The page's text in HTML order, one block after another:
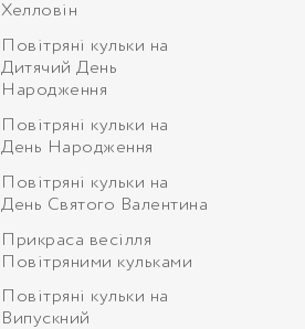
Хелловін
Повітряні кульки на
Дитячий День
Народження
Повітряні кульки на
День Народження
Повітряні кульки на
День Святого Валентина
Прикраса весілля
Повітряними кульками
Повітряні кульки на
Випускний